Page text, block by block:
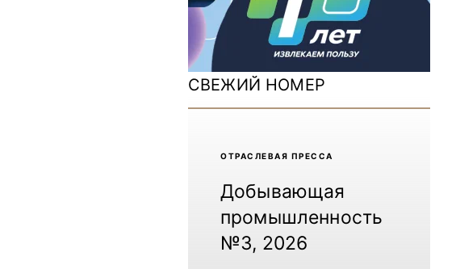
Уголь России и Майнинг 2024
Mining World Russia 2024
СВЕЖИЙ НОМЕР
ОТРАCЛЕВАЯ ПРЕССА
Добывающая
промышленность
№3, 2026